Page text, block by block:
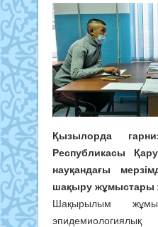
Қызылорда
Республикасы
науқандағы
шақыру жұмыстары
Шақырылым